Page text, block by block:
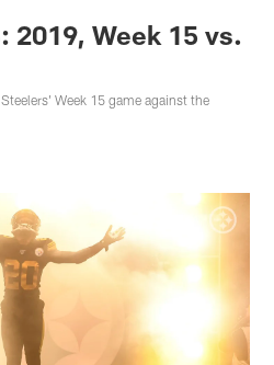
2019, Week 15 vs.
Week 15 game against the